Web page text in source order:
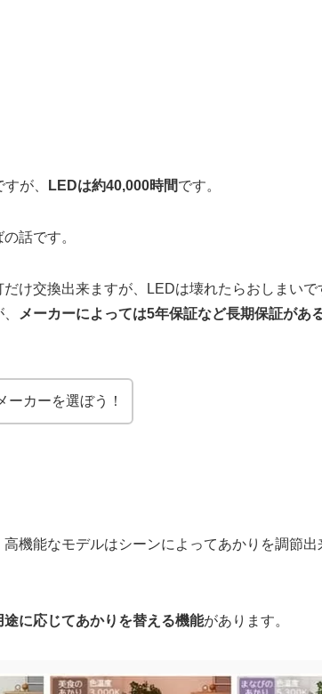
すが、 LEDは約40,000時間です。
話です。
け交換出来ますが、LEDは壊れたらおしまいで
メーカーによっては5年保証など長期保証があ
ーカーを選ぼう！
機能なモデルはシーンによってあかりを調節出
途に応じてあかりを替える機能があります。